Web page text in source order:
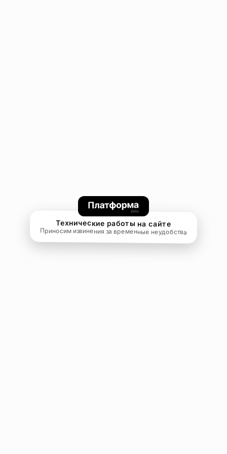
Технические работы на сайте
Приносим извинения за временные неудобства